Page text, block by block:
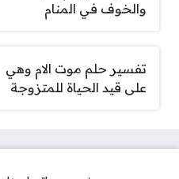
والخوف في المنام
تفسير حلم موت الام وهي
على قيد الحياة للمتزوجة